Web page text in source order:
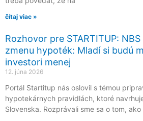
čítaj viac »
Rozhovor pre STARTITUP:
zmenu hypoték: Mladí si budú
investori menej
12. júna 2026
Portál Startitup nás oslovil s témou
hypotekárnych pravidlách, ktoré
Slovenska. Rozprávali sme sa o tom,